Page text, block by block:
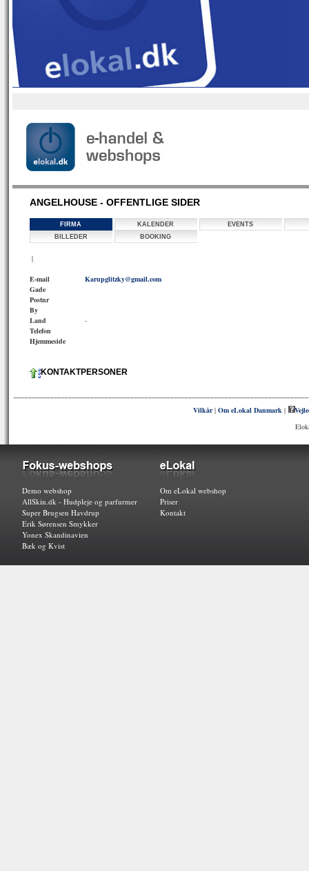
ANGELHOUSE - OFFENTLIGE SIDER
FIRMA KALENDER
EVENTS
BILLEDER
BOOKING
|
E-mail
Karupglitzky@gmail.com
Gade
Postnr
By
Land
-
Telefon
Hjemmeside
KONTAKTPERSONER
Vilkår|Om eLokal Danmark |
Demo webshop
AllSkin.dk - Hudpleje og parfurmer
Super Brugsen Havdrup
Erik Sørensen Smykker
Yonex Skandinavien
Bæk og Kvist
Om eLokal webshop
Priser
Kontakt